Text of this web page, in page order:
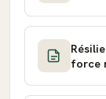
force